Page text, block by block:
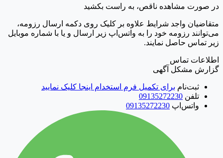
در صورت مشاهده ناقص، به راست بکشید
متقاضیان واجد شرایط علاوه بر کلیک روی دکمه ارسال رزومه،
می‌توانند رزومه خود را به واتس‌اپ زیر ارسال و یا با شماره موبایل
زیر تماس حاصل نمایند.
اطلاعات تماس
گزارش مشکل آگهی
ثبت‌نام برای تکمیل فرم استخدام اینجا کلیک نمایید
تلفن 09135272230
واتس‌اپ 09135272230